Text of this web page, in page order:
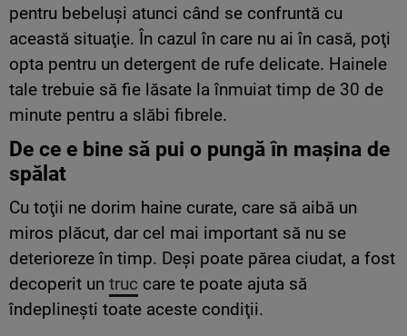
pentru bebeluşi atunci când se confruntă cu
această situaţie. În cazul în care nu ai în casă, poţi
opta pentru un detergent de rufe delicate. Hainele
tale trebuie să fie lăsate la înmuiat timp de 30 de
minute pentru a slăbi fibrele.
De ce e bine să pui o pungă în mașina de
spălat
Cu toţii ne dorim haine curate, care să aibă un
miros plăcut, dar cel mai important să nu se
deterioreze în timp. Deşi poate părea ciudat, a fost
decoperit un truc care te poate ajuta să
îndeplineşti toate aceste condiţii.